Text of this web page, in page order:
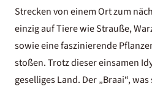
Strecken von einem Ort zum
einzig auf Tiere wie Strauße,
sowie eine faszinierende
stoßen. Trotz dieser einsamen
geselliges Land. Der „Braai“,